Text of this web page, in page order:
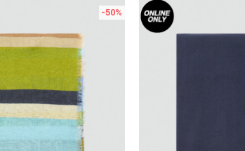
Uporedi
-50%